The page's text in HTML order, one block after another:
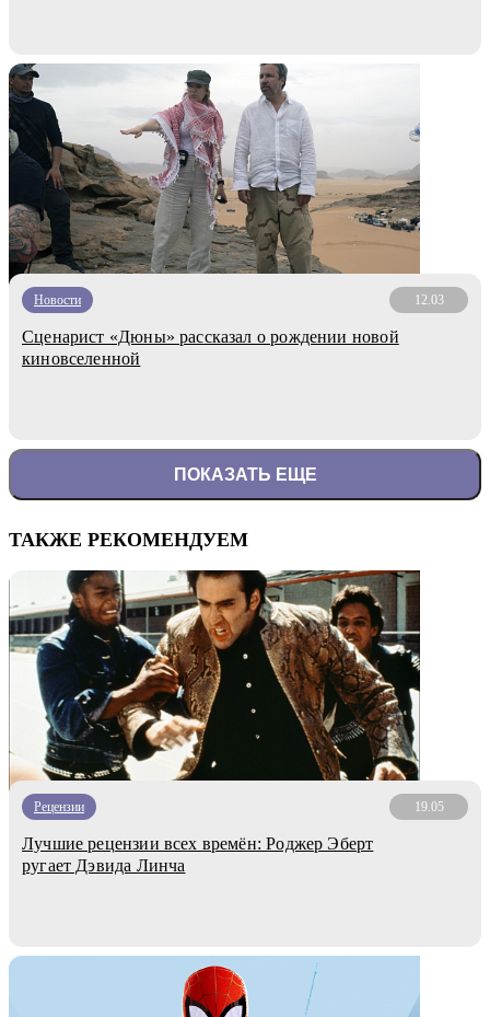
Новости 12.03
Сценарист «Дюны» рассказал о рождении новой
киновселенной
ПОКАЗАТЬ ЕЩЕ
ТАКЖЕ РЕКОМЕНДУЕМ
Рецензии 19.05
Лучшие рецензии всех времён: Роджер Эберт
ругает Дэвида Линча